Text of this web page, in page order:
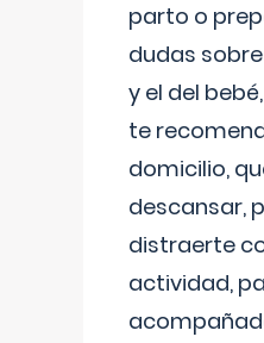
parto o
dudas
y el del
te
domicilio,
descansar,
distraerte
actividad,